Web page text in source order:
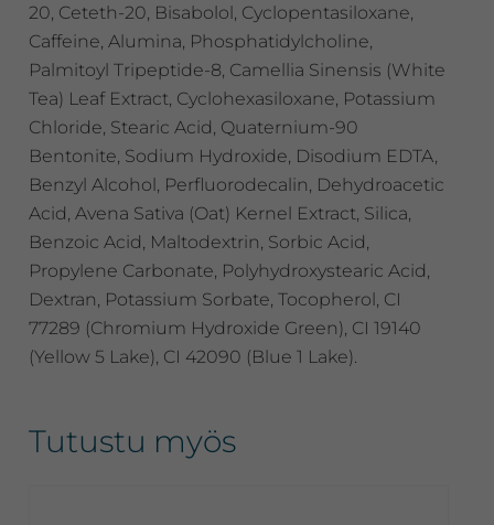
20, Ceteth-20, Bisabolol, Cyclopentasiloxane,
Caffeine, Alumina, Phosphatidylcholine,
Palmitoyl Tripeptide-8, Camellia Sinensis (White
Tea) Leaf Extract, Cyclohexasiloxane, Potassium
Chloride, Stearic Acid, Quaternium-90
Bentonite, Sodium Hydroxide, Disodium EDTA,
Benzyl Alcohol, Perfluorodecalin, Dehydroacetic
Acid, Avena Sativa (Oat) Kernel Extract, Silica,
Benzoic Acid, Maltodextrin, Sorbic Acid,
Propylene Carbonate, Polyhydroxystearic Acid,
Dextran, Potassium Sorbate, Tocopherol, CI
77289 (Chromium Hydroxide Green), CI 19140
(Yellow 5 Lake), CI 42090 (Blue 1 Lake).
Tutustu myös